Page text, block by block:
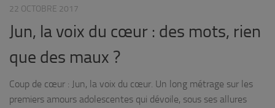
22 OCTOBRE 2017
Jun, la voix du cœur : des mots, rien
que des maux ?
Coup de cœur : Jun, la voix du cœur. Un long métrage sur les
premiers amours adolescentes qui dévoile, sous ses allures